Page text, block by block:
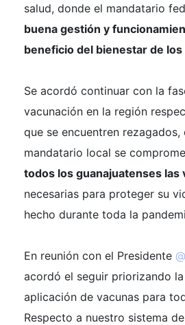
salud, donde el mandatario
buena gestión y
beneficio del bienestar de
Se acordó continuar con la
vacunación en la región
que se encuentren rezagados,
mandatario local se
todos los guanajuatenses las
necesarias para proteger su
hecho durante toda la
En reunión con el Presidente
acordó el seguir priorizando
aplicación de vacunas para
Respecto a nuestro sistema